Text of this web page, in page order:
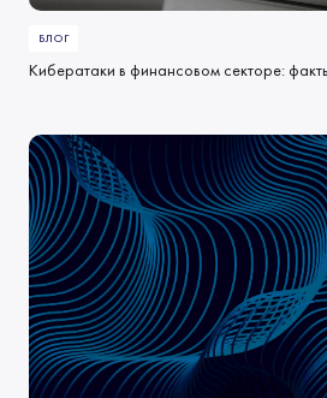
БЛОГ
Кибератаки в финансовом секторе: